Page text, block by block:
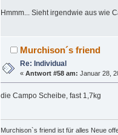
Hmmm... Sieht irgendwie aus wie
Murchison´s friend
Re: Individual
«Antwort #58 am: Januar 28,
die Campo Scheibe, fast 1,7kg
Murchison`s friend ist für alles Neue